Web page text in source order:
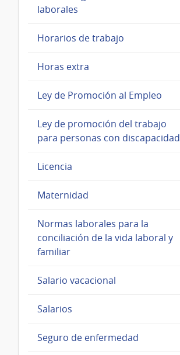
laborales
Horarios de trabajo
Horas extra
Ley de Promoción al Empleo
Ley de promoción del trabajo
para personas con discapacidad
Licencia
Maternidad
Normas laborales para la
conciliación de la vida laboral y
familiar
Salario vacacional
Salarios
Seguro de enfermedad